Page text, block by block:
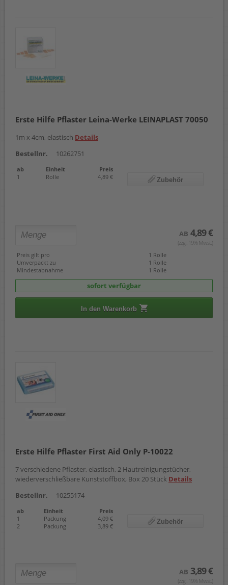
Erste Hilfe Pflaster Leina-Werke LEINAPLAST 70050
1m x 4cm, elastisch Details
Bestellnr.
10262751
ab Einheit
Preis
1
Rolle 4,89 € Zubehör
AB 4,89 €
(zzgl. 19% Mwst.)
Preis gilt pro
1 Rolle
Umverpackt zu
1 Rolle
Mindestabnahme
1 Rolle
sofort verfügbar
In den Warenkorb
Erste Hilfe Pflaster First Aid Only P-10022
7 verschiedene Pflaster, elastisch, 2 Hautreinigungstücher,
wiederverschließbare Kunststoffbox, Box 20 Stück Details
Bestellnr.
10255174
ab Einheit
Preis
1
Packung
4,09 €
2
Packung 3,89 €
Zubehör
AB 3,89 €
(zzgl. 19% Mwst.)